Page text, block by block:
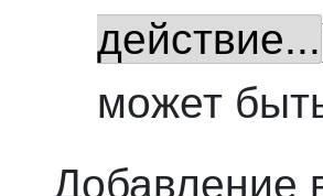
действие...
может
Добавление